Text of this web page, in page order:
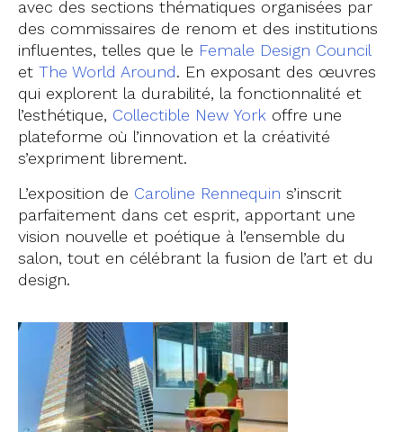
avec des sections thématiques organisées par
des commissaires de renom et des institutions
influentes, telles que le Female Design Council
et The World Around. En exposant des œuvres
qui explorent la durabilité, la fonctionnalité et
l’esthétique, Collectible New York offre une
plateforme où l’innovation et la créativité
s’expriment librement.
L’exposition de Caroline Rennequin s’inscrit
parfaitement dans cet esprit, apportant une
vision nouvelle et poétique à l’ensemble du
salon, tout en célébrant la fusion de l’art et du
design.